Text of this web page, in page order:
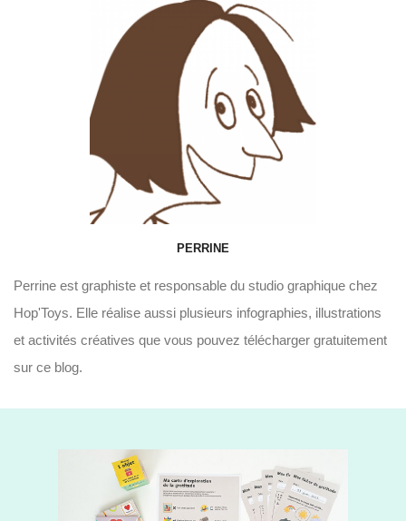
PERRINE
Perrine est graphiste et responsable du studio graphique chez
Hop'Toys. Elle réalise aussi plusieurs infographies, illustrations
et activités créatives que vous pouvez télécharger gratuitement
sur ce blog.